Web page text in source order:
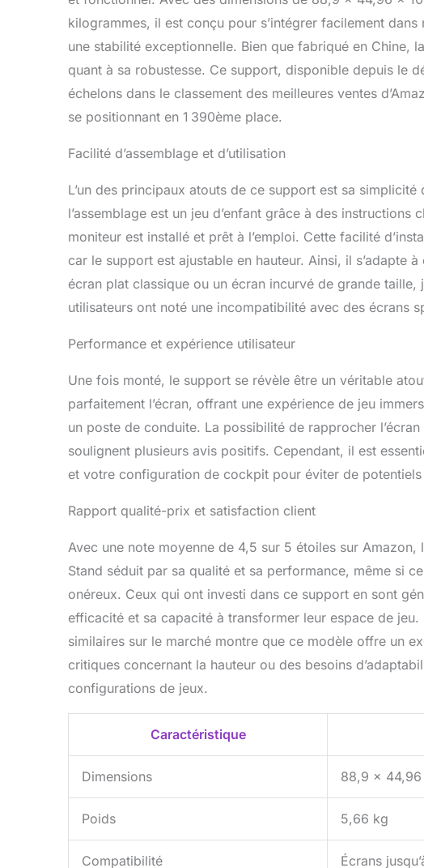
kilogrammes, il est conçu pour s’intégrer facilement
une stabilité exceptionnelle. Bien que fabriqué en Chine,
quant à sa robustesse. Ce support, disponible depuis le
échelons dans le classement des meilleures ventes
se positionnant en 1 390ème place.
Facilité d’assemblage et d’utilisation
L’un des principaux atouts de ce support est sa
l’assemblage est un jeu d’enfant grâce à des
moniteur est installé et prêt à l’emploi. Cette facilité
car le support est ajustable en hauteur. Ainsi, il s’adapte
écran plat classique ou un écran incurvé de grande taille,
utilisateurs ont noté une incompatibilité avec des écrans
Performance et expérience utilisateur
Une fois monté, le support se révèle être un véritable
parfaitement l’écran, offrant une expérience de jeu
un poste de conduite. La possibilité de rapprocher
soulignent plusieurs avis positifs. Cependant, il est
et votre configuration de cockpit pour éviter de potentiels
Rapport qualité-prix et satisfaction client
Avec une note moyenne de 4,5 sur 5 étoiles sur
Stand séduit par sa qualité et sa performance, même si
onéreux. Ceux qui ont investi dans ce support en sont
efficacité et sa capacité à transformer leur espace de
similaires sur le marché montre que ce modèle offre un
critiques concernant la hauteur ou des besoins
configurations de jeux.
Caractéristique
Dimensions 88,9 x 44,96
Poids 5,66 kg
Compatibilité Écrans